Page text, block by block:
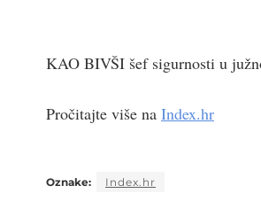
KAO BIVŠI šef sigurnosti u
Pročitajte više na Index.hr
Oznake: Index.hr